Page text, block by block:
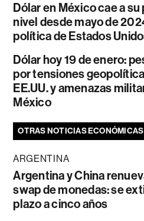
Dólar en México cae a su
nivel desde mayo de
política de Estados
Dólar hoy 19 de enero:
por tensiones
EE.UU. y amenazas
México
OTRAS NOTICIAS ECONÓMICAS
ARGENTINA
Argentina y China
swap de monedas: se
plazo a cinco años